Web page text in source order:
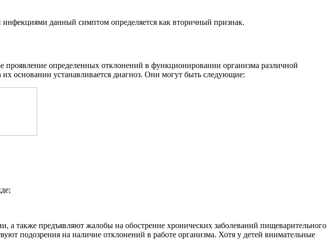
данный симптом определяется как вторичный признак.
определенных отклонений в функционировании организма различной
основании устанавливается диагноз. Они могут быть следующие:
также предъявляют жалобы на обострение хронических заболеваний пищеварительного
подозрения на наличие отклонений в работе организма. Хотя у детей внимательные